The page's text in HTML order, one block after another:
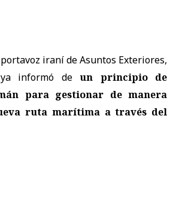
iraní de Asuntos Exteriores,
informó deun principio de
para gestionar de manera
ruta marítima a través del